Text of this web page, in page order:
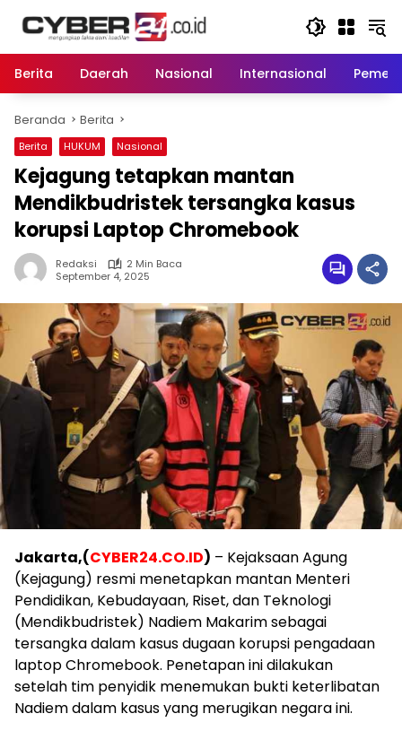
Berita
Daerah Nasional Internasional
Beranda Berita
Berita HUKUM Nasional
Kejagung tetapkan mantan
Mendikbudristek tersangka kasus
korupsi Laptop Chromebook
Redaksi
2 Min Baca
September 4, 2025
Jakarta,(CYBER24.CO.ID) – Kejaksaan Agung
(Kejagung) resmi menetapkan mantan Menteri
Pendidikan, Kebudayaan, Riset, dan Teknologi
(Mendikbudristek) Nadiem Makarim sebagai
tersangka dalam kasus dugaan korupsi pengadaan
laptop Chromebook. Penetapan ini dilakukan
setelah tim penyidik menemukan bukti keterlibatan
Nadiem dalam kasus yang merugikan negara ini.